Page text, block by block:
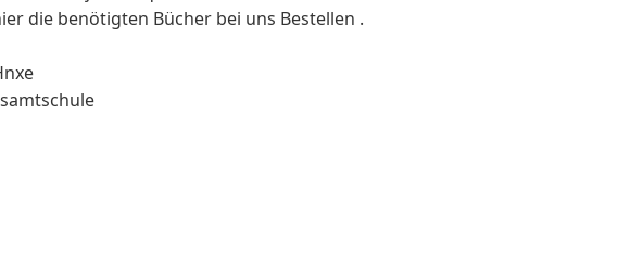
die benötigten Bücher bei uns Bestellen .